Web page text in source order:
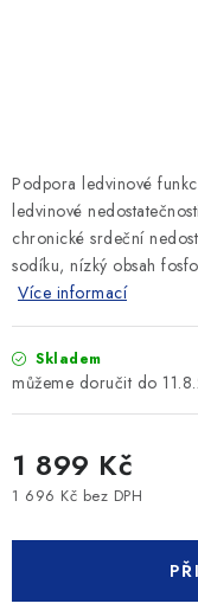
Podpora ledvinové
ledvinové
chronické srdeční
sodíku, nízký obsah
Více informací
Skladem
1 899 Kč
1 696 Kč bez DPH